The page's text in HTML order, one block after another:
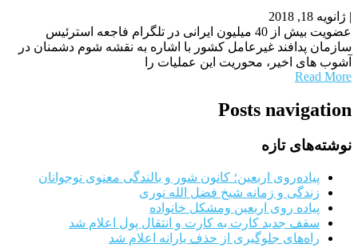
| ژانویه 18, 2018
عضویت بیش از 40 میلیون ایرانی در تلگرام فاجعه استرئیس
سازمان پدافند غیرعامل کشور با اشاره به نقشه شوم دشمنان در
آشوب های اخیر، محوریت این عملیات را
Read More
Posts navigation
نوشته‌های تازه
پیاده‌روی اربعین؛ کانون شور و بالندگی معنوی نوجوانان
زندگی و زمانه شیخ فضل الله نوری
پیاده روی اربعین ومشکل خانواده
سقف جدید کارت به کارت و انتقال پول اعلام شد
راه‌های جلوگیری از حذف یارانه اعلام شد